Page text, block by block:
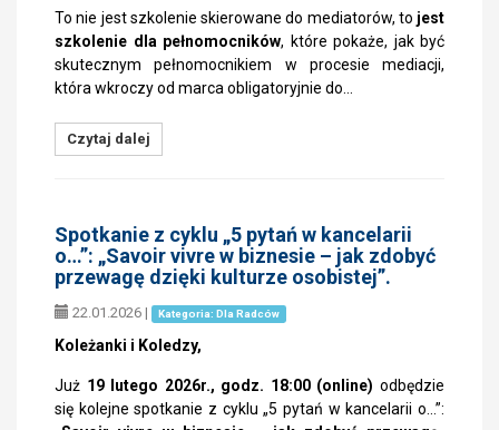
To nie jest szkolenie skierowane do mediatorów, to jest
szkolenie dla pełnomocników, które pokaże, jak być
skutecznym pełnomocnikiem w procesie mediacji,
która wkroczy od marca obligatoryjnie do…
Czytaj dalej
Spotkanie z cyklu „5 pytań w kancelarii
o…”: „Savoir vivre w biznesie – jak zdobyć
przewagę dzięki kulturze osobistej”.
22.01.2026 | Kategoria: Dla Radców
Koleżanki i Koledzy,
Już 19 lutego 2026r., godz. 18:00 (online)odbędzie
się kolejne spotkanie z cyklu „5 pytań w kancelarii o…”: